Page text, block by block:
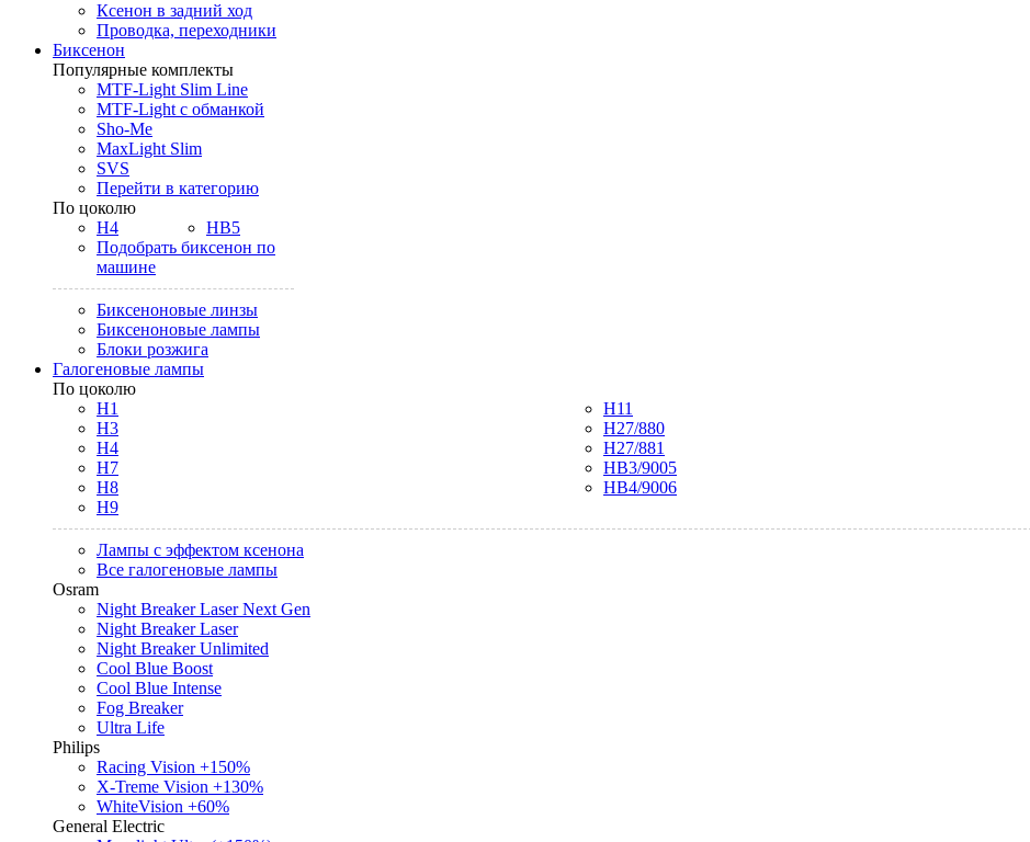
Ксенон в задний ход
Проводка, переходники
Биксенон
Популярные комплекты
MTF-Light Slim Line
MTF-Light с обманкой
Sho-Me
MaxLight Slim
SVS
Перейти в категорию
По цоколю
H4
HB5
Подобрать биксенон по
машине
Биксеноновые линзы
Биксеноновые лампы
Блоки розжига
Галогеновые лампы
По цоколю
H1
H3
H4
H7
H8
H9
H11
H27/880
H27/881
HB3/9005
HB4/9006
Лампы с эффектом ксенона
Все галогеновые лампы
Osram
Night Breaker Laser Next Gen
Night Breaker Laser
Night Breaker Unlimited
Cool Blue Boost
Cool Blue Intense
Fog Breaker
Ultra Life
Philips
Racing Vision +150%
X-Treme Vision +130%
WhiteVision +60%
General Electric